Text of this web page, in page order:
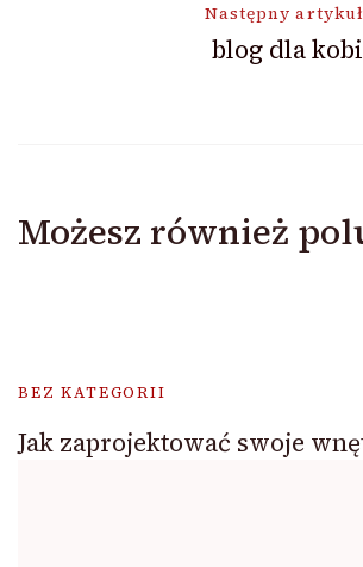
Następny artykuł
blog dla
Możesz również
BEZ KATEGORII
Jak zaprojektować swoje